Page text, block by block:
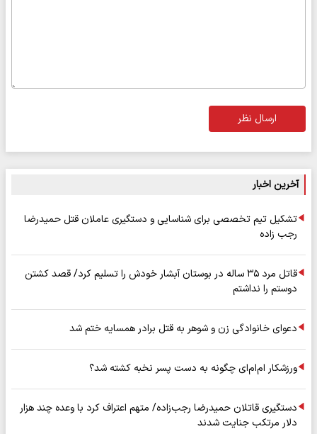
ارسال نظر
آخرین اخبار
تشکیل تیم تخصصی برای شناسایی و دستگیری عاملان قتل حمیدرضا
رجب زاده
قاتل مرد ۳۵ ساله در بوستان آبشار خودش را تسلیم کرد/ قصد کشتن
دوستم را نداشتم
دعوای خانوادگی زن و شوهر به قتل برادر همسایه ختم شد
ورزشکار ام‌ام‌ای چگونه به دست پسر نخبه کشته شد؟
دستگیری قاتلان حمیدرضا رجب‌زاده/ متهم اعتراف کرد با وعده چند هزار
دلار مرتکب جنایت شدند